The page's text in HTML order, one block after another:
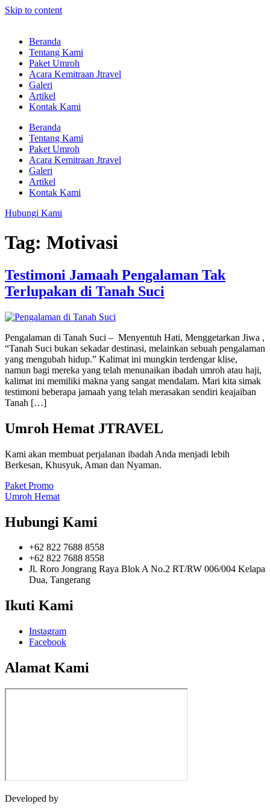
Skip to content
Beranda
Tentang Kami
Paket Umroh
Acara Kemitraan Jtravel
Galeri
Artikel
Kontak Kami
Beranda
Tentang Kami
Paket Umroh
Acara Kemitraan Jtravel
Galeri
Artikel
Kontak Kami
Hubungi Kami
Tag: Motivasi
Testimoni Jamaah Pengalaman Tak
Terlupakan di Tanah Suci
Pengalaman di Tanah Suci – Menyentuh Hati, Menggetarkan Jiwa ,
“Tanah Suci bukan sekadar destinasi, melainkan sebuah pengalaman
yang mengubah hidup.” Kalimat ini mungkin terdengar klise,
namun bagi mereka yang telah menunaikan ibadah umroh atau haji,
kalimat ini memiliki makna yang sangat mendalam. Mari kita simak
testimoni beberapa jamaah yang telah merasakan sendiri keajaiban
Tanah […]
Umroh Hemat JTRAVEL
Kami akan membuat perjalanan ibadah Anda menjadi lebih
Berkesan, Khusyuk, Aman dan Nyaman.
Paket Promo
Umroh Hemat
Hubungi Kami
+62 822 7688 8558
+62 822 7688 8558
Jl. Roro Jongrang Raya Blok A No.2 RT/RW 006/004 Kelapa
Dua, Tangerang
Ikuti Kami
Instagram
Facebook
Alamat Kami
Developed by